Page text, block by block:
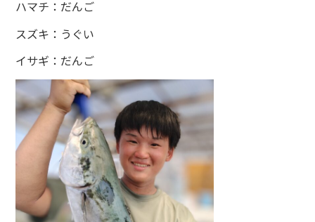
ハマチ：だんご
スズキ：うぐい
イサギ：だんご